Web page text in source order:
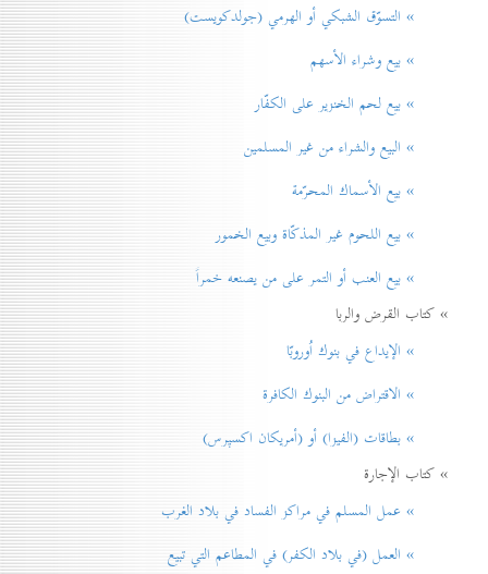
» التسوّق الشبكي أو الهرمي (جولدكويست)
» بيع وشراء الأسهم
» بيع لحم الخنزير علی الكفّار
» البيع والشراء من غير المسلمين
» بيع الأسماك المحرّمة
» بيع اللحوم غير المذكّاة وبيع الخمور
» بيع العنب أو التمر على من يصنعه خمراً
» كتاب القرض والربا
» الإيداع في بنوك اُوروبّا
» الاقتراض من البنوك الكافرة
» بطاقات (الفيزا) أو (أمريكان اكسپرس)
» كتاب الإجارة
» عمل المسلم في مراكز الفساد في بلاد الغرب
» العمل (في بلاد الكفر) في المطاعم التي تبيع